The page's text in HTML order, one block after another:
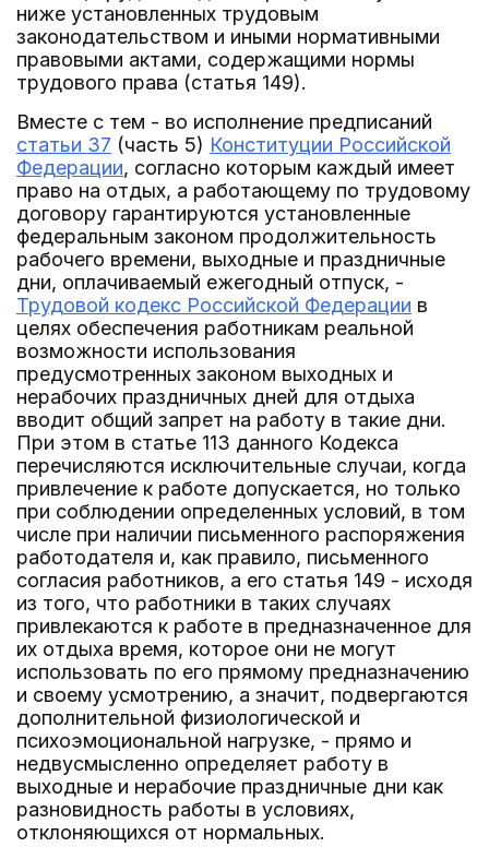
ниже установленных трудовым
законодательством и иными нормативными
правовыми актами, содержащими нормы
трудового права (статья 149).
Вместе с тем - во исполнение предписаний
статьи 37 (часть 5) Конституции Российской
Федерации, согласно которым каждый имеет
право на отдых, а работающему по трудовому
договору гарантируются установленные
федеральным законом продолжительность
рабочего времени, выходные и праздничные
дни, оплачиваемый ежегодный отпуск, -
Трудовой кодекс Российской Федерации в
целях обеспечения работникам реальной
возможности использования
предусмотренных законом выходных и
нерабочих праздничных дней для отдыха
вводит общий запрет на работу в такие дни.
При этом в статье 113 данного Кодекса
перечисляются исключительные случаи, когда
привлечение к работе допускается, но только
при соблюдении определенных условий, в том
числе при наличии письменного распоряжения
работодателя и, как правило, письменного
согласия работников, а его статья 149 - исходя
из того, что работники в таких случаях
привлекаются к работе в предназначенное для
их отдыха время, которое они не могут
использовать по его прямому предназначению
и своему усмотрению, а значит, подвергаются
дополнительной физиологической и
психоэмоциональной нагрузке, - прямо и
недвусмысленно определяет работу в
выходные и нерабочие праздничные дни как
разновидность работы в условиях,
отклоняющихся от нормальных.